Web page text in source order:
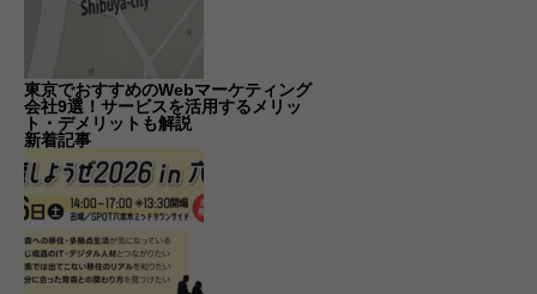
東京でおすすめのWebマーケティング
会社9選！サービスを活用するメリッ
ト・デメリットも解説
新着記事